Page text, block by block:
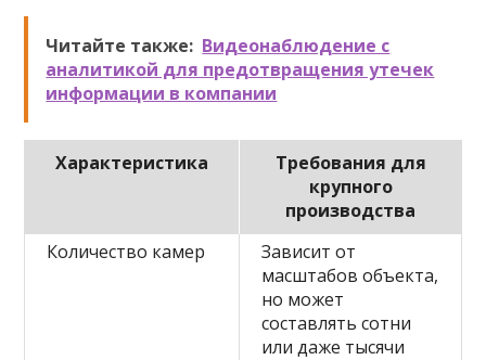
Читайте также: Видеонаблюдение с
аналитикой для предотвращения утечек
информации в компании
Характеристика
Требования для
крупного
производства
Количество камер
Зависит от
масштабов объекта,
но может
составлять сотни
или даже тысячи